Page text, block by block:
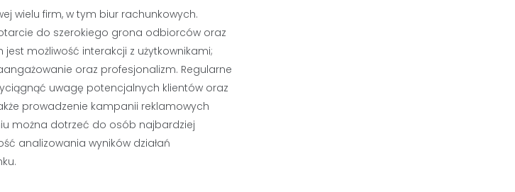
wielu firm, w tym biur rachunkowych.
do szerokiego grona odbiorców oraz
możliwość interakcji z użytkownikami;
oraz profesjonalizm. Regularne
uwagę potencjalnych klientów oraz
prowadzenie kampanii reklamowych
można dotrzeć do osób najbardziej
analizowania wyników działań